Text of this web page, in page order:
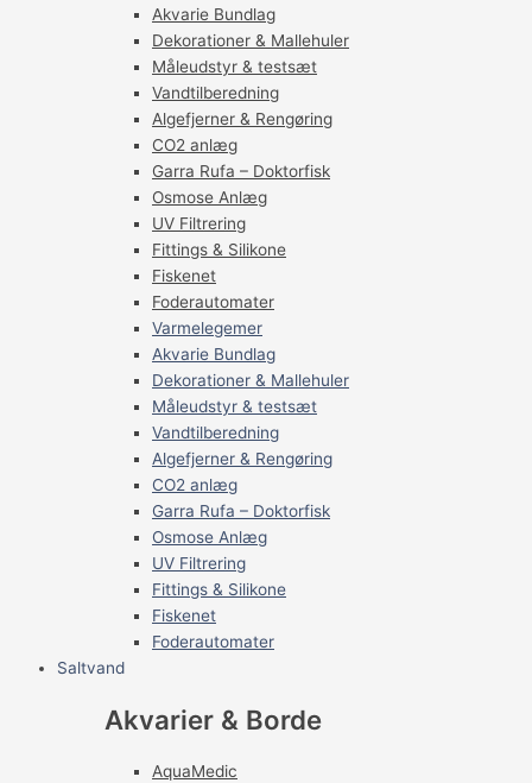
Akvarie Bundlag
Dekorationer & Mallehuler
Måleudstyr & testsæt
Vandtilberedning
Algefjerner & Rengøring
CO2 anlæg
Garra Rufa – Doktorfisk
Osmose Anlæg
UV Filtrering
Fittings & Silikone
Fiskenet
Foderautomater
Varmelegemer
Akvarie Bundlag
Dekorationer & Mallehuler
Måleudstyr & testsæt
Vandtilberedning
Algefjerner & Rengøring
CO2 anlæg
Garra Rufa – Doktorfisk
Osmose Anlæg
UV Filtrering
Fittings & Silikone
Fiskenet
Foderautomater
Saltvand
Akvarier & Borde
AquaMedic